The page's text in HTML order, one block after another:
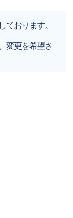
おります。
変更を希望さ